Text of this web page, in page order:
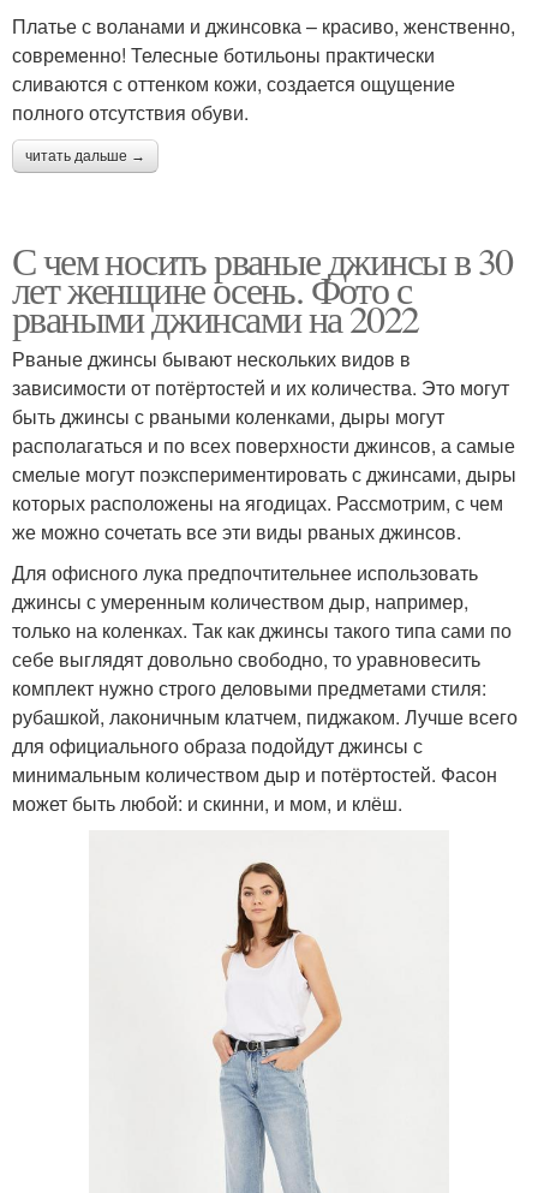
Платье с воланами и джинсовка – красиво, женственно,
современно! Телесные ботильоны практически
сливаются с оттенком кожи, создается ощущение
полного отсутствия обуви.
читать дальше →
С чем носить рваные джинсы в 30
лет женщине осень. Фото с
рваными джинсами на 2022
Рваные джинсы бывают нескольких видов в
зависимости от потёртостей и их количества. Это могут
быть джинсы с рваными коленками, дыры могут
располагаться и по всех поверхности джинсов, а самые
смелые могут поэкспериментировать с джинсами, дыры
которых расположены на ягодицах. Рассмотрим, с чем
же можно сочетать все эти виды рваных джинсов.
Для офисного лука предпочтительнее использовать
джинсы с умеренным количеством дыр, например,
только на коленках. Так как джинсы такого типа сами по
себе выглядят довольно свободно, то уравновесить
комплект нужно строго деловыми предметами стиля:
рубашкой, лаконичным клатчем, пиджаком. Лучше всего
для официального образа подойдут джинсы с
минимальным количеством дыр и потёртостей. Фасон
может быть любой: и скинни, и мом, и клёш.